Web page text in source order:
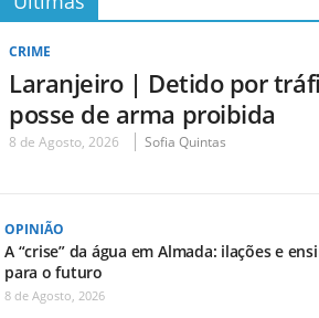
CRIME
Laranjeiro | Detido por
posse de arma proibida
8 de Agosto, 2026 Sofia Quintas
OPINIÃO
A “crise” da água em Almada: ilações e
para o futuro
8 de Agosto, 2026